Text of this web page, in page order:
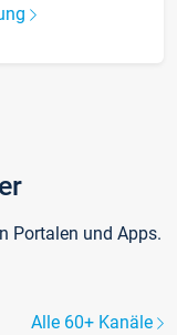
Portalen und Apps.
Alle 60+ Kanäle